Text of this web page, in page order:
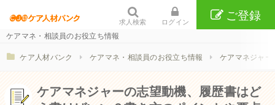
求人検索 ログイン ご登録
ケアマネ・相談員のお役立ち情報
ケア人材バンク ケアマネ・相談員のお役立ち情報 ケアマネジャー
ケアマネジャーの志望動機、履歴書はど